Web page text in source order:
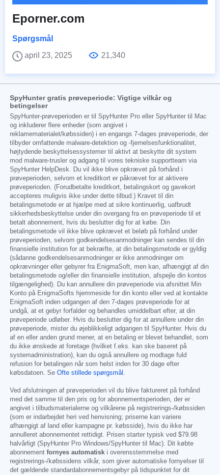
Eporner.com
Spørgsmål
april 23, 2025
21,340
SpyHunter gratis prøveperiode: Vigtige vilkår og
betingelser
SpyHunter-prøveperioden er til SpyHunter Pro eller SpyHunter til Mac
og inkluderer flere enheder (som angivet i
reklamematerialet/købssiden) i en engangs 7-dages prøveperiode, der
tilbyder omfattende malware-detektion og -fjernelsesfunktionalitet,
højtydende beskyttelsessystemer til aktivt at beskytte dit system
mod malware-trusler og adgang til vores tekniske supportteam via
SpyHunter HelpDesk. Du vil ikke blive opkrævet på forhånd i
prøveperioden, selvom et kreditkort er påkrævet for at aktivere
prøveperioden. (Forudbetalte kreditkort, betalingskort og gavekort
accepteres muligvis ikke under dette tilbud.) Kravet til din
betalingsmetode er at hjælpe med at sikre kontinuerlig, uafbrudt
sikkerhedsbeskyttelse under din overgang fra en prøveperiode til et
betalt abonnement, hvis du beslutter dig for at købe. Din
betalingsmetode vil ikke blive opkrævet et beløb på forhånd under
prøveperioden, selvom godkendelsesanmodninger kan sendes til din
finansielle institution for at bekræfte, at din betalingsmetode er gyldig
(sådanne godkendelsesanmodninger er ikke anmodninger om
opkrævninger eller gebyrer fra EnigmaSoft, men kan, afhængigt af din
betalingsmetode og/eller din finansielle institution, afspejle din kontos
tilgængelighed). Du kan annullere din prøveperiode via afsnittet Min
Konto på EnigmaSofts hjemmeside for din konto eller ved at kontakte
EnigmaSoft inden udgangen af den 7-dages prøveperiode for at
undgå, at et gebyr forfalder og behandles umiddelbart efter, at din
prøveperiode udløber. Hvis du beslutter dig for at annullere under din
prøveperiode, mister du øjeblikkeligt adgangen til SpyHunter. Hvis du
af en eller anden grund mener, at en betaling er blevet behandlet, som
du ikke ønskede at foretage (hvilket f.eks. kan ske baseret på
systemadministration), kan du også annullere og modtage fuld
refusion for betalingen når som helst inden for 30 dage efter
købsdatoen. Se Ofte stillede spørgsmål .
Ved afslutningen af prøveperioden vil du blive faktureret på forhånd
med det samme til den pris og for abonnementsperioden, der er
angivet i tilbudsmaterialerne og vilkårene på registrerings-/købssiden
(som er indarbejdet heri ved henvisning; priserne kan variere
afhængigt af land eller kampagne pr. købsside), hvis du ikke har
annulleret abonnementet rettidigt. Prisen starter typisk ved $79.98
halvårligt (SpyHunter Pro Windows/SpyHunter til Mac). Dit købte
abonnement fornyes automatisk i overensstemmelse med
registrerings-/købssidens vilkår, som giver automatiske fornyelser til
det gældende standardabonnementsgebyr på tidspunktet for dit